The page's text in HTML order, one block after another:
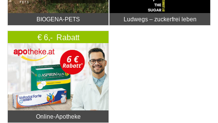
BIOGENA-PETS Ludwegs – zuckerfrei leben
€ 6,- Rabatt
Online‑Apotheke